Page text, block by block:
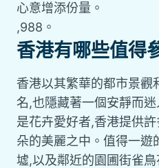
心意增添份量。
,988。
香港有哪些值得
香港以其繁華的都市景觀
名,也隱藏著一個安靜而
是花卉愛好者,香港提供
朵的美麗之中。值得一遊
墟,以及鄰近的園圃街雀